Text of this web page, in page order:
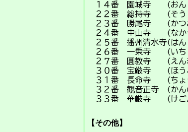
１４番 園城寺 (お
２２番 総持寺 (
２３番 勝尾寺 (か
２４番 中山寺 (な
２５番 播州清水寺(はん
２６番 一乗寺 (い
２７番 圓教寺 (え
３０番 宝厳寺 (ほ
３１番 長命寺 (ち
３２番 観音正寺 (か
３３番 華厳寺 (け
【その他】